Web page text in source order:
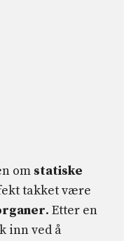
om statiske
takket være
. Etter en
inn ved å